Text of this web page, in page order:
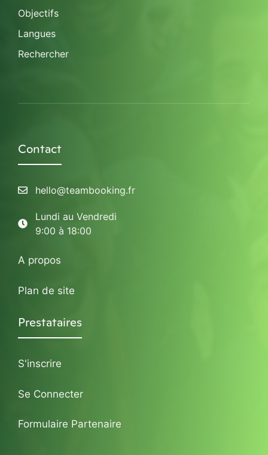
Objectifs
Langues
Rechercher
Contact
hello@teambooking.fr
Lundi au Vendredi
9:00 à 18:00
A propos
Plan de site
Prestataires
S'inscrire
Se Connecter
Formulaire Partenaire